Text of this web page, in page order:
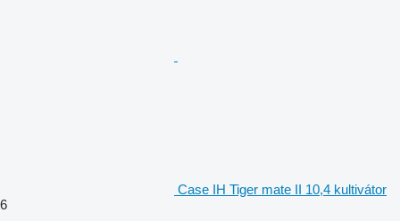
Case IH Tiger mate II 10,4 kultivátor
6